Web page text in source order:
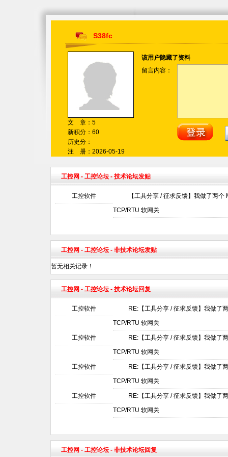
S38fc
文 章：5
新积分：60
历史分：
注 册：2026-05-19
该用户隐藏了资料
留言内容：
工控网 - 工控论坛- 技术论坛发贴
工控软件
【工具分享 / 征求反馈】我做了两
TCP/RTU 软网关
工控网 - 工控论坛- 非技术论坛发贴
暂无相关记录！
工控网 - 工控论坛- 技术论坛回复
工控软件
RE:【工具分享 / 征求反馈】我做了
TCP/RTU 软网关
工控软件
RE:【工具分享 / 征求反馈】我做了
TCP/RTU 软网关
工控软件
RE:【工具分享 / 征求反馈】我做了
TCP/RTU 软网关
工控软件
RE:【工具分享 / 征求反馈】我做了
TCP/RTU 软网关
工控网 - 工控论坛- 非技术论坛回复